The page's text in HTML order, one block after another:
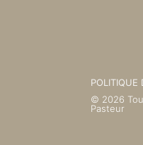
POLITIQUE
© 2026
Pasteur